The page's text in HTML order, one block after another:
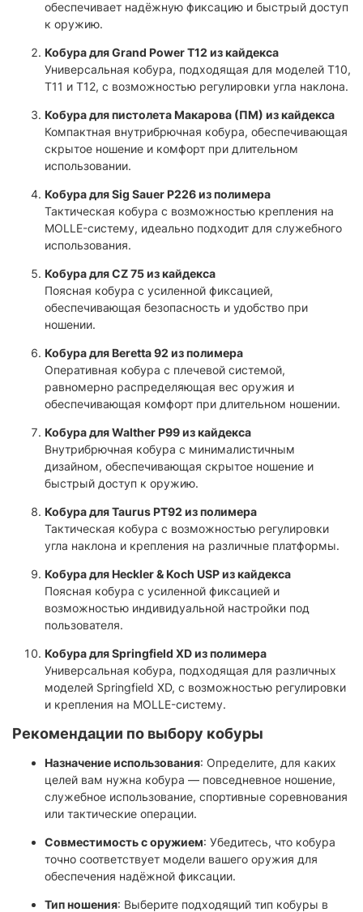
обеспечивает надёжную фиксацию и быстрый доступ
к оружию.
Кобура для Grand Power T12 из кайдекса
Универсальная кобура, подходящая для моделей T10,
T11 и T12, с возможностью регулировки угла наклона.
Кобура для пистолета Макарова (ПМ) из кайдекса
Компактная внутрибрючная кобура, обеспечивающая
скрытое ношение и комфорт при длительном
использовании.
Кобура для Sig Sauer P226 из полимера
Тактическая кобура с возможностью крепления на
MOLLE-систему, идеально подходит для служебного
использования.
Кобура для CZ 75 из кайдекса
Поясная кобура с усиленной фиксацией,
обеспечивающая безопасность и удобство при
ношении.
Кобура для Beretta 92 из полимера
Оперативная кобура с плечевой системой,
равномерно распределяющая вес оружия и
обеспечивающая комфорт при длительном ношении.
Кобура для Walther P99 из кайдекса
Внутрибрючная кобура с минималистичным
дизайном, обеспечивающая скрытое ношение и
быстрый доступ к оружию.
Кобура для Taurus PT92 из полимера
Тактическая кобура с возможностью регулировки
угла наклона и крепления на различные платформы.
Кобура для Heckler & Koch USP из кайдекса
Поясная кобура с усиленной фиксацией и
возможностью индивидуальной настройки под
пользователя.
Кобура для Springfield XD из полимера
Универсальная кобура, подходящая для различных
моделей Springfield XD, с возможностью регулировки
и крепления на MOLLE-систему.
Рекомендации по выбору кобуры
Назначение использования: Определите, для каких
целей вам нужна кобура — повседневное ношение,
служебное использование, спортивные соревнования
или тактические операции.
Совместимость с оружием: Убедитесь, что кобура
точно соответствует модели вашего оружия для
обеспечения надёжной фиксации.
Тип ношения: Выберите подходящий тип кобуры в